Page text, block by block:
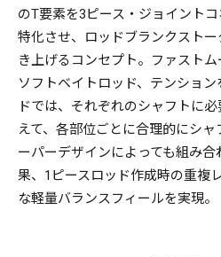
いたカーボンレイヤーを削減化
スでは、もはや1ピースロッドを
ライトウエイトフィールを実現
アの設計手法の常識を覆す、ま
が、「トライザ」なのです。
天然バーズアイピーコックウッ
ら一本一本削り出して作られるエ
リガー、熟練クラフツマンによる
ィング、丁寧に磨き込まれたポリ
のT要素を3ピース・ジョイント
特化させ、ロッドブランクストー
き上げるコンセプト。ファスト
ソフトベイトロッド、テンショ
ドでは、それぞれのシャフトに
えて、各部位ごとに合理的にシ
ーパーデザインによっても組み
果、1ピースロッド作成時の重複
な軽量バランスフィールを実現。